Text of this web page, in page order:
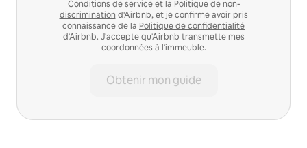
Conditions de serviceet la Politique de non-
discrimination d'Airbnb, et je confirme avoir pris
connaissance de la Politique de confidentialité
d'Airbnb. J'accepte qu'Airbnb transmette mes
coordonnées à l'immeuble.
Obtenir mon guide